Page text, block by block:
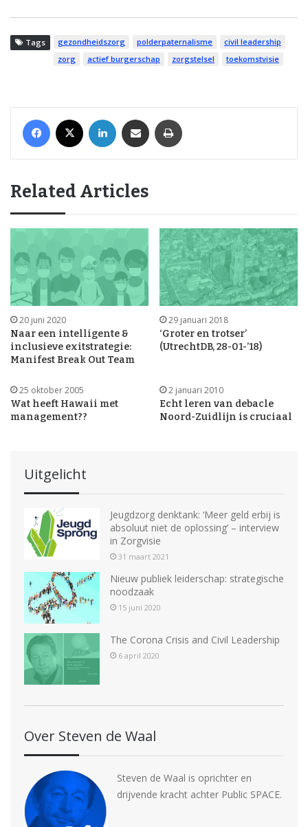
Tags gezondheidszorg polderpaternalisme
civil leadership
zorg
actief burgerschap zorgstelsel toekomstvisie
Related Articles
20 juni 2020
Naar een intelligente &
inclusieve exitstrategie:
Manifest Break Out Team
29 januari 2018
‘Groter en trotser’
(UtrechtDB, 28-01-’18)
25 oktober 2005
Wat heeft Hawaii met
management??
2 januari 2010
Echt leren van debacle
Noord-Zuidlijn is cruciaal
Uitgelicht
Jeugdzorg denktank: ‘Meer geld erbij is
absoluut niet de oplossing’ – interview
in Zorgvisie
31 maart 2021
Nieuw publiek leiderschap: strategische
noodzaak
15 juni 2020
The Corona Crisis and Civil Leadership
6 april 2020
Over Steven de Waal
Steven de Waal is oprichter en
drijvende kracht achter Public SPACE.